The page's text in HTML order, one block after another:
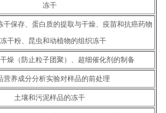
冻干
干保存、蛋白质的提取与干燥、疫苗和抗癌药物
干粉、昆虫和动植物的组织冻干
燥（防止粒子团聚）、超细催化剂的制备
营养成分分析实验对样品的前处理
土壤和污泥样品的冻干